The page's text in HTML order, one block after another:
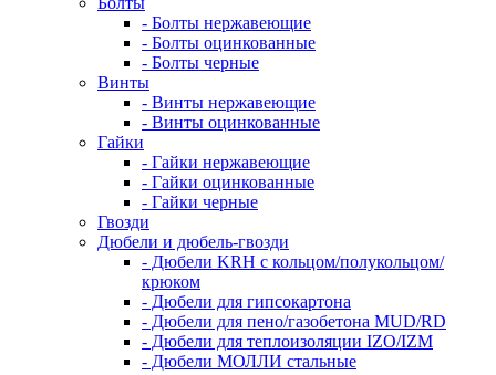
- Болты нержавеющие
- Болты оцинкованные
- Болты черные
Винты
- Винты нержавеющие
- Винты оцинкованные
Гайки
- Гайки нержавеющие
- Гайки оцинкованные
- Гайки черные
Гвозди
Дюбели и дюбель-гвозди
- Дюбели KRH с кольцом/полукольцом/
крюком
- Дюбели для гипсокартона
- Дюбели для пено/газобетона MUD/RD
- Дюбели для теплоизоляции IZO/IZM
- Дюбели МОЛЛИ стальные